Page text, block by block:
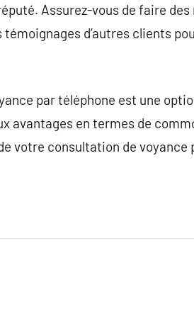
Assurez-vous de faire
témoignages d’autres clients
par téléphone est une
avantages en termes de
votre consultation de